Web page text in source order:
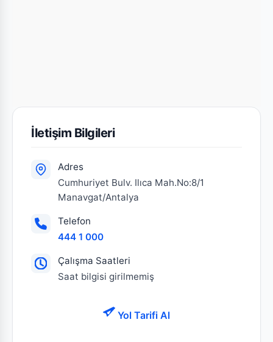
İletişim Bilgileri
Adres
Cumhuriyet Bulv. Ilıca Mah.No:8/1
Manavgat/Antalya
Telefon
444 1 000
Çalışma Saatleri
Saat bilgisi girilmemiş
Yol Tarifi Al